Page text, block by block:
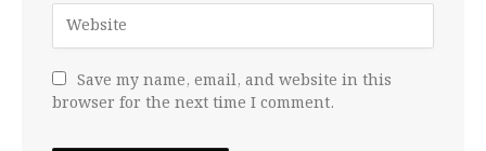
Save my name, email, and website in this
browser for the next time I comment.